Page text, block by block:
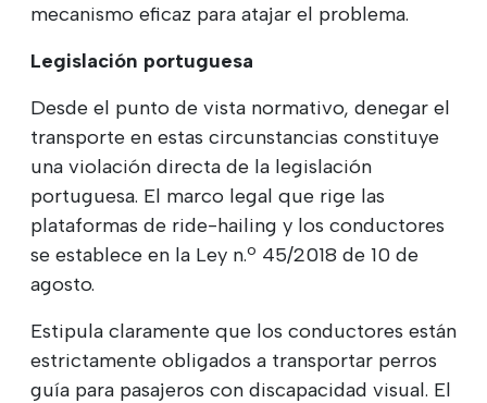
mecanismo eficaz para atajar el problema.
Legislación portuguesa
Desde el punto de vista normativo, denegar el
transporte en estas circunstancias constituye
una violación directa de la legislación
portuguesa. El marco legal que rige las
plataformas de ride-hailing y los conductores
se establece en la Ley n.º 45/2018 de 10 de
agosto.
Estipula claramente que los conductores están
estrictamente obligados a transportar perros
guía para pasajeros con discapacidad visual. El